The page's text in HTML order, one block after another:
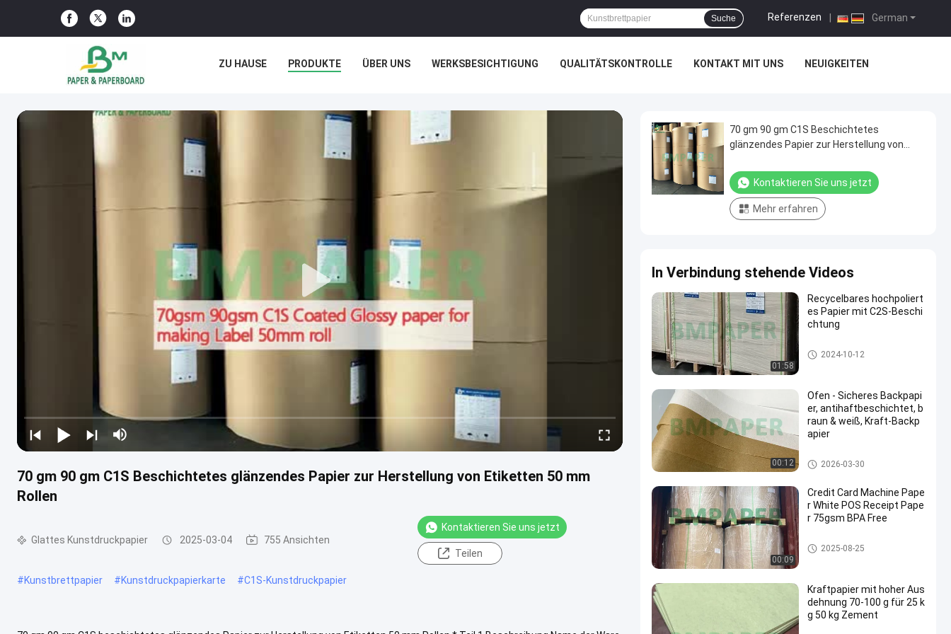
German
Referenzen
Suche
ZU HAUSE PRODUKTE ÜBER UNS WERKSBESICHTIGUNG QUALITÄTSKONTROLLE KONTAKT MIT UNS NEUIGKEITEN
70 gm 90 gm C1S Beschichtetes glänzendes Papier zur Herstellung von Etiketten 50 mm
Rollen
Glattes Kunstdruckpapier 2025-03-04 755 Ansichten
Kontaktieren Sie uns jetzt
Teilen
#Kunstbrettpapier #Kunstdruckpapierkarte #C1S-Kunstdruckpapier
70 gm 90 gm C1S Beschichtetes
glänzendes Papier zur Herstellung von
Kontaktieren Sie uns jetzt
Mehr erfahren
In Verbindung stehende Videos
01:58
Recycelbares hochpoliert
es Papier mit C2S-Beschi
chtung
Glattes Kunstdruckpapier
2024-10-12
00:12
Ofen - Sicheres Backpapi
er, antihaftbeschichtet, b
raun & weiß, Kraft-Backp
apier
Nahrungsmittelgrad-Papier-Ro
lle
2026-03-30
00:09
Credit Card Machine Pape
r White POS Receipt Pape
r 75gsm BPA Free
Papppapierrolle
2025-08-25
Kraftpapier mit hoher Aus
dehnung 70-100 g für 25 k
g 50 kg Zement